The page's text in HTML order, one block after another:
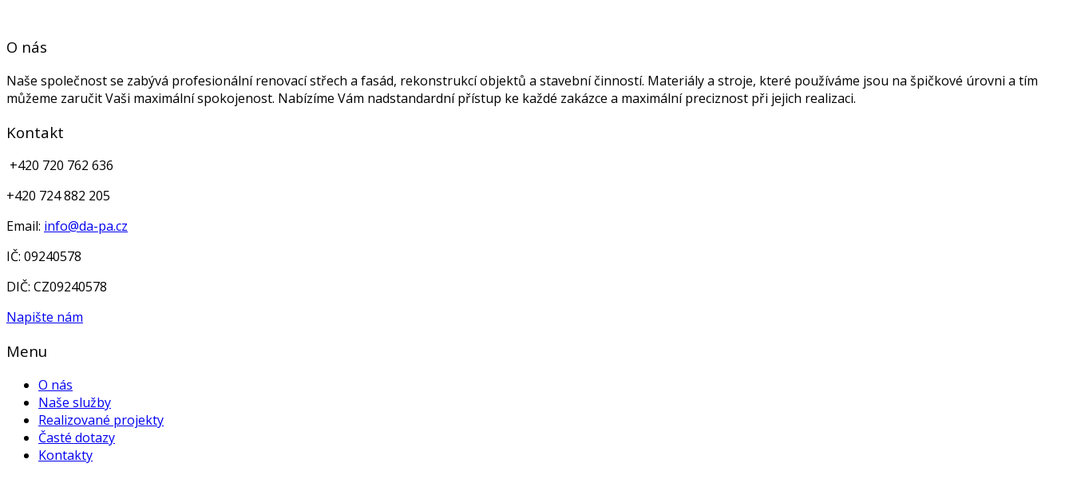
O nás
Naše společnost se zabývá profesionální renovací střech a fasád, rekonstrukcí objektů a stavební činností. Materiály a stroje, které používáme jsou na špičkové úrovni a tím
můžeme zaručit Vaši maximální spokojenost. Nabízíme Vám nadstandardní přístup ke každé zakázce a maximální preciznost při jejich realizaci.
Kontakt
+420 720 762 636
+420 724 882 205
Email: info@da-pa.cz
IČ: 09240578
DIČ: CZ09240578
Napište nám
Menu
O nás
Naše služby
Realizované projekty
Časté dotazy
Kontakty